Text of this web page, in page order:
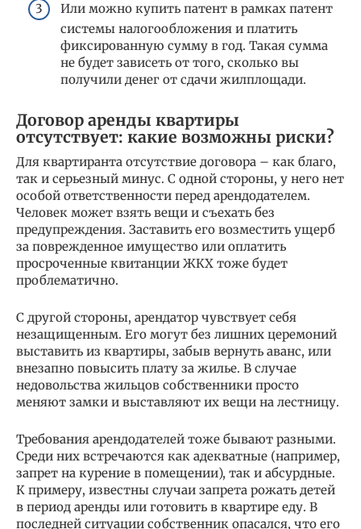
Или можно купить патент в рамках патент
системы налогообложения и платить
фиксированную сумму в год. Такая сумма
не будет зависеть от того, сколько вы
получили денег от сдачи жилплощади.
Договор аренды квартиры
отсутствует: какие возможны риски?
Для квартиранта отсутствие договора – как благо,
так и серьезный минус. С одной стороны, у него нет
особой ответственности перед арендодателем.
Человек может взять вещи и съехать без
предупреждения. Заставить его возместить ущерб
за поврежденное имущество или оплатить
просроченные квитанции ЖКХ тоже будет
проблематично.
С другой стороны, арендатор чувствует себя
незащищенным. Его могут без лишних церемоний
выставить из квартиры, забыв вернуть аванс, или
внезапно повысить плату за жилье. В случае
недовольства жильцов собственники просто
меняют замки и выставляют их вещи на лестницу.
Требования арендодателей тоже бывают разными.
Среди них встречаются как адекватные (например,
запрет на курение в помещении), так и абсурдные.
К примеру, известны случаи запрета рожать детей
в период аренды или готовить в квартире еду. В
последней ситуации собственник опасался, что его